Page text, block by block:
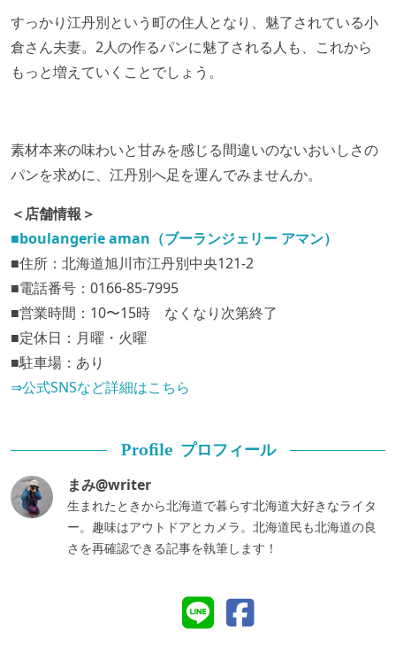
すっかり江丹別という町の住人となり、魅了されている小
倉さん夫妻。2人の作るパンに魅了される人も、これから
もっと増えていくことでしょう。
素材本来の味わいと甘みを感じる間違いのないおいしさの
パンを求めに、江丹別へ足を運んでみませんか。
＜店舗情報＞
■boulangerie aman（ブーランジェリー アマン）
■住所：北海道旭川市江丹別中央121-2
■電話番号：0166-85-7995
■営業時間：10〜15時 なくなり次第終了
■定休日：月曜・火曜
■駐車場：あり
⇒公式SNSなど詳細はこちら
Profile プロフィール
まみ@writer
生まれたときから北海道で暮らす北海道大好きなライタ
ー。趣味はアウトドアとカメラ。北海道民も北海道の良
さを再確認できる記事を執筆します！